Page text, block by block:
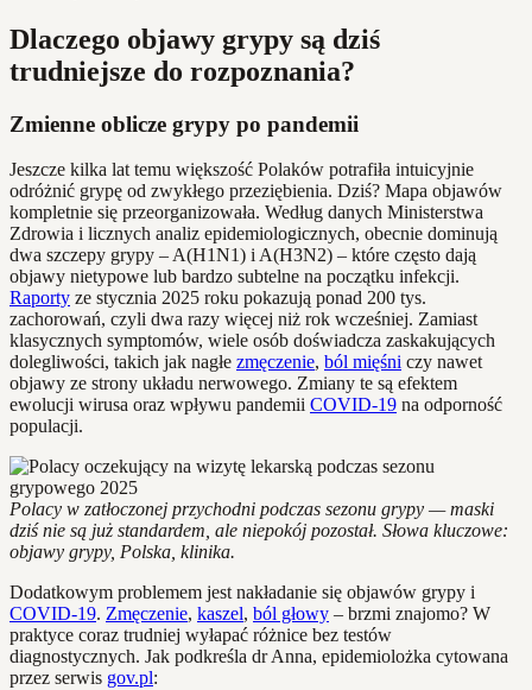
Dlaczego objawy grypy są dziś
trudniejsze do rozpoznania?
Zmienne oblicze grypy po pandemii
Jeszcze kilka lat temu większość Polaków potrafiła intuicyjnie
odróżnić grypę od zwykłego przeziębienia. Dziś? Mapa objawów
kompletnie się przeorganizowała. Według danych Ministerstwa
Zdrowia i licznych analiz epidemiologicznych, obecnie dominują
dwa szczepy grypy – A(H1N1) i A(H3N2) – które często dają
objawy nietypowe lub bardzo subtelne na początku infekcji.
Raporty ze stycznia 2025 roku pokazują ponad 200 tys.
zachorowań, czyli dwa razy więcej niż rok wcześniej. Zamiast
klasycznych symptomów, wiele osób doświadcza zaskakujących
dolegliwości, takich jak nagłe zmęczenie, ból mięśni czy nawet
objawy ze strony układu nerwowego. Zmiany te są efektem
ewolucji wirusa oraz wpływu pandemii COVID-19 na odporność
populacji.
Polacy w zatłoczonej przychodni podczas sezonu grypy — maski
dziś nie są już standardem, ale niepokój pozostał. Słowa kluczowe:
objawy grypy, Polska, klinika.
Dodatkowym problemem jest nakładanie się objawów grypy i
COVID-19. Zmęczenie, kaszel, ból głowy – brzmi znajomo? W
praktyce coraz trudniej wyłapać różnice bez testów
diagnostycznych. Jak podkreśla dr Anna, epidemiolożka cytowana
przez serwis gov.pl: